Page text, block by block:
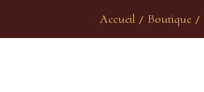
Accueil / Boutique /